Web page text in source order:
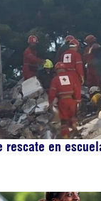
rescate en